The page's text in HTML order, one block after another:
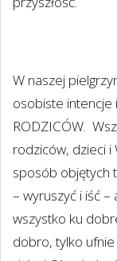
W naszej
osobiste intencje
RODZICÓW.
rodziców, dzieci i
sposób objętych
– wyruszyć i iść
wszystko ku
dobro, tylko